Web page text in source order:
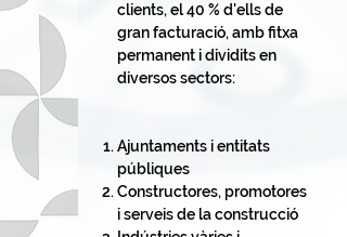
clients, el 40 % d'ells de
gran facturació, amb fitxa
permanent i dividits en
diversos sectors:
Ajuntaments i entitats
públiques
Constructores, promotores
i serveis de la construcció